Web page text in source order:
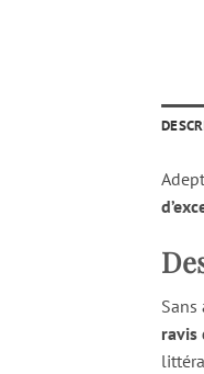
ravis